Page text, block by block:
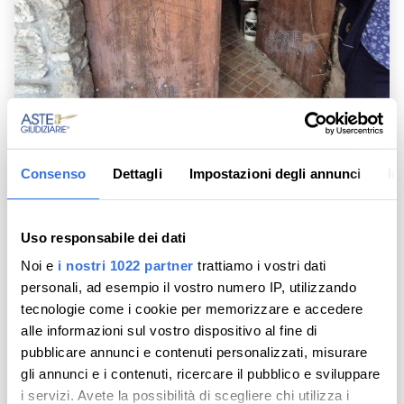
Consenso Dettagli Impostazioni degli annunci
Uso responsabile dei dati
Noi e i nostri 1022 partner trattiamo i vostri dati
personali, ad esempio il vostro numero IP, utilizzando
tecnologie come i cookie per memorizzare e accedere
alle informazioni sul vostro dispositivo al fine di
pubblicare annunci e contenuti personalizzati, misurare
gli annunci e i contenuti, ricercare il pubblico e sviluppare
i servizi. Avete la possibilità di scegliere chi utilizza i
Prezzo base
negozio
Via Portici, 46 - Varese Ligure (SP)
Tribunale di Genova
Esecuzione Immobiliare
Ruolo: 324 / 2024
Lotto: 3